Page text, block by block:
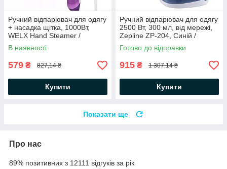
Ручний відпарювач для одягу
+ насадка щітка, 1000Вт,
WELX Hand Steamer /
Вертикальна парова праска
В наявності
579 ₴ 827,14 ₴
Купити
Ручний відпарювач для одягу
2500 Вт, 300 мл, від мережі,
Zepline ZP-204, Синій /
Вертикальний відпарювач
Готово до відправки
915 ₴ 1 307,14 ₴
Купити
Показати ще
Про нас
89% позитивних з 12111 відгуків за рік